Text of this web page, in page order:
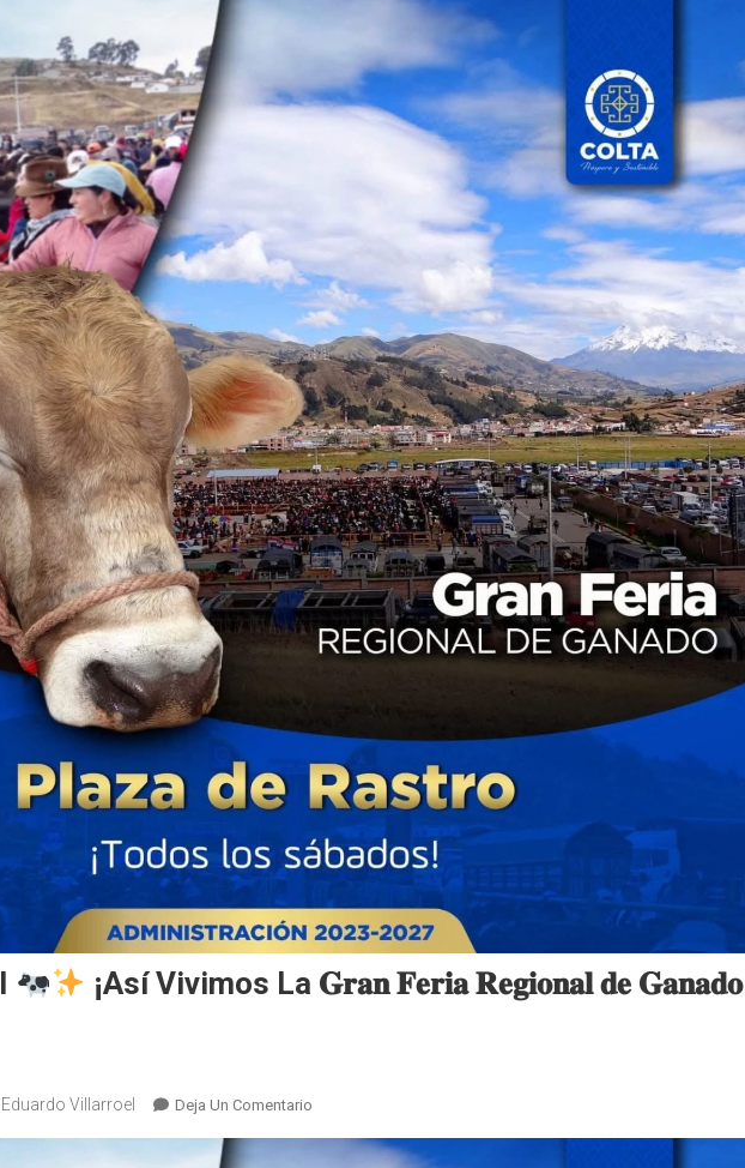
¡Así Vivimos La 𝐆𝐫𝐚𝐧 𝐅𝐞𝐫𝐢𝐚 𝐑𝐞𝐠𝐢𝐨𝐧𝐚𝐥 𝐝𝐞 𝐆𝐚𝐧𝐚𝐝𝐨
Villarroel Deja Un Comentario